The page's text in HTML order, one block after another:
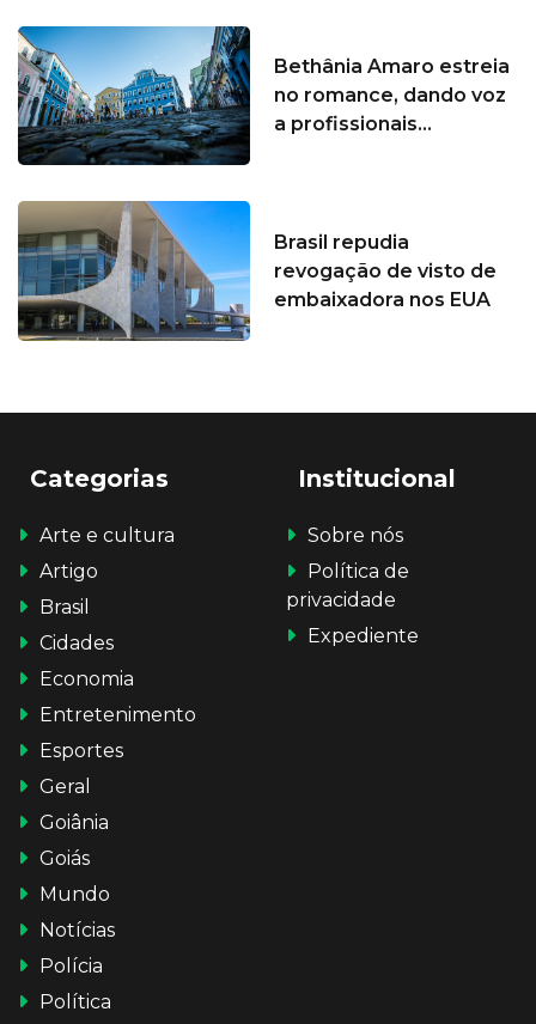
Bethânia Amaro estreia
no romance, dando voz
a profissionais...
Brasil repudia
revogação de visto de
embaixadora nos EUA
Categorias
Arte e cultura
Artigo
Brasil
Cidades
Economia
Entretenimento
Esportes
Geral
Goiânia
Goiás
Mundo
Notícias
Polícia
Política
Institucional
Sobre nós
Política de
privacidade
Expediente